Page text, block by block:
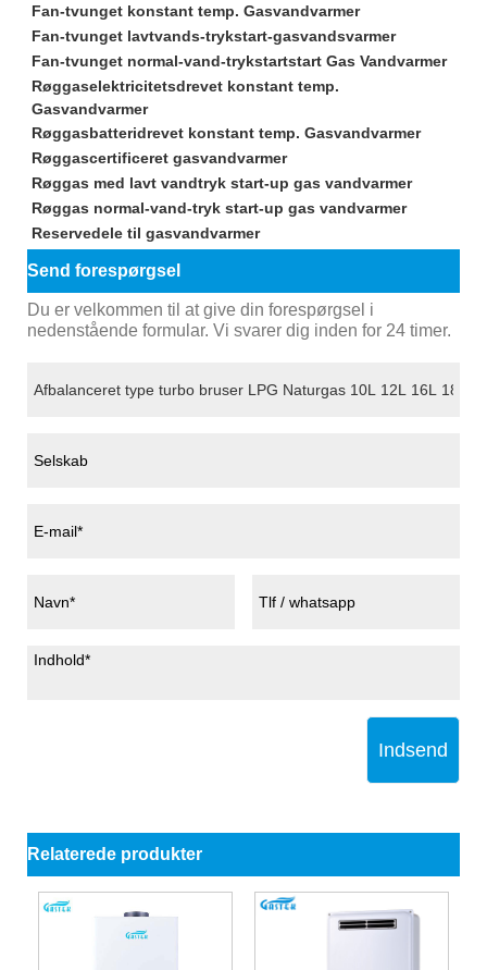
Fan-tvunget konstant temp. Gasvandvarmer
Fan-tvunget lavtvands-trykstart-gasvandsvarmer
Fan-tvunget normal-vand-trykstartstart Gas Vandvarmer
Røggaselektricitetsdrevet konstant temp.
Gasvandvarmer
Røggasbatteridrevet konstant temp. Gasvandvarmer
Røggascertificeret gasvandvarmer
Røggas med lavt vandtryk start-up gas vandvarmer
Røggas normal-vand-tryk start-up gas vandvarmer
Reservedele til gasvandvarmer
Send forespørgsel
Du er velkommen til at give din forespørgsel i
nedenstående formular. Vi svarer dig inden for 24 timer.
Indsend
Relaterede produkter